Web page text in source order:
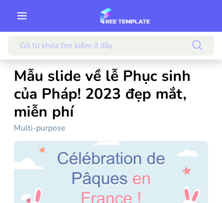
Mẫu slide về lễ Phục sinh
của Pháp! 2023 đẹp mắt,
miễn phí
Multi-purpose